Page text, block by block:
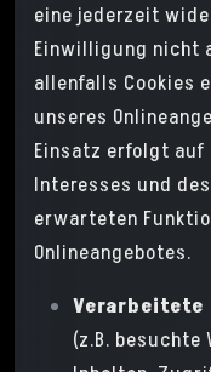
eine jederzeit
Einwilligung nicht
allenfalls Cookies
unseres
Einsatz erfolgt auf
Interesses und
erwarteten
Onlineangebotes.
Verarbeitete
(z.B. besuchte